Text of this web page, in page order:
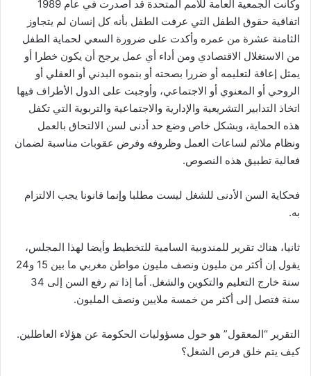
وكانت الجمعية العامة للأمم المتحدة قد أصدرت في عام 1989
اتفاقية حقوق الطفل التي عرفت الطفل بأنه كل إنسان لم يتجاوز
الثامنة عشرة من عمره وأكدت على ضرورة السعي لحماية الطفل
من الاستغلال الاقتصادي ومن أداء أي عمل يرجح أن يكون خطرا أو
يمثل إعاقة لتعليمه أو ضررا بصحته أو بنموه البدني أو العقلي أو
الروحي أو المعنوي أو الاجتماعي، وأوجبت على الدول الأطراف فيها
اتخاذ التدابير التشريعية والإدارية والاجتماعية والتربوية التي تكفل
هذه الحماية، وبشكل خاص وضع حد أدنى لسن الالتحاق بالعمل
ونظام ملائم لساعات العمل وظروفه وفرض عقوبات مناسبة لضمان
فعالية تطبيق هذه النصوص.
فحكاية السن الأدنى للشغل ليست مطلبا وإنما قانونا يجب الالتزام
به.
ثانيا، هناك تقرير للمندوبية السامية للتخطيط وأيضا لهذا المجلس،
يقول إن أكثر من مليون ونصف مليون مواطن مغربي ما بين 15 و24
سنة خارج التعليم والتكوين والشغل. أما إذا تم رفع السن إلى 34
سنة فتصل إلى أكثر من خمسة ملايين ونصف المليون.
التقرير “المعقول” هو حول مسؤوليات الحكومة عن هؤلاء العاطلين.
كيف يتم خلق فرص الشغل؟